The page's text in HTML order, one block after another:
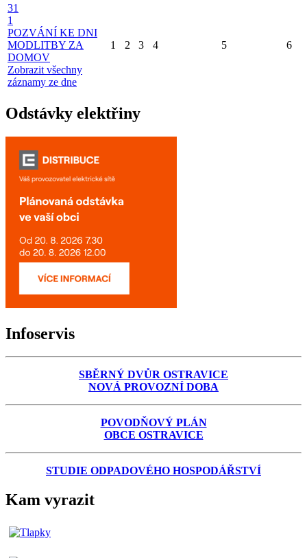
31
1
POZVÁNÍ KE DNI
MODLITBY ZA
DOMOV
Zobrazit všechny
záznamy ze dne
1 2 3 4 5 6
Odstávky elektřiny
Infoservis
SBĚRNÝ DVŮR OSTRAVICE
NOVÁ PROVOZNÍ DOBA
POVODŇOVÝ PLÁN
OBCE OSTRAVICE
STUDIE ODPADOVÉHO HOSPODÁŘSTVÍ
Kam vyrazit